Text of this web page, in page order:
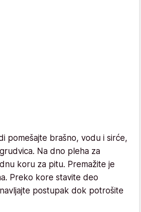
pomešajte brašno, vodu i sirće,
Na dno pleha za
koru za pitu. Premažite je
Preko kore stavite deo
postupak dok potrošite